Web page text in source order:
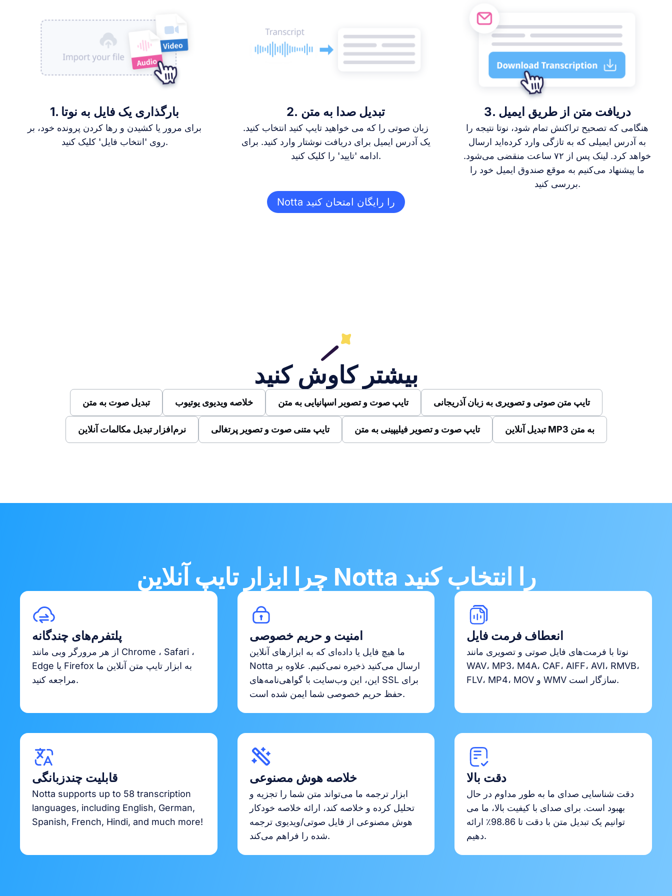
1. بارگذاری یک فایل به نوتا
برای مرور یا کشیدن و رها کردن پرونده خود، بر
روی 'انتخاب فایل' کلیک کنید.
2. تبدیل صدا به متن
زبان صوتی را که می خواهید تایپ کنید انتخاب کنید.
یک آدرس ایمیل برای دریافت نوشتار وارد کنید. برای
ادامه 'تایید' را کلیک کنید.
3. دریافت متن از طریق ایمیل
هنگامی که تصحیح تراکنش تمام شود، نوتا نتیجه را
به آدرس ایمیلی که به تازگی وارد کرده‌اید ارسال
خواهد کرد. لینک پس از ۷۲ ساعت منقضی می‌شود.
ما پیشنهاد می‌کنیم به موقع صندوق ایمیل خود را
بررسی کنید.
Notta را رایگان امتحان کنید
بیشتر کاوش کنید
تبدیل صوت به متن خلاصه ویدیوی یوتیوب تایپ صوت و تصویر اسپانیایی به متن تایپ متن صوتی و تصویری به زبان آذریجانی
نرم‌افزار تبدیل مکالمات آنلاین تایپ متنی صوت و تصویر پرتغالی تایپ صوت و تصویر فیلیپینی به متن تبدیل آنلاین MP3 به متن
چرا ابزار تایپ آنلاین Notta را انتخاب کنید
پلتفرم‌های چندگانه
از هر مرورگر وبی مانند Chrome ، Safari ،
Edge یا Firefox به ابزار تایپ متن آنلاین ما
مراجعه کنید.
امنیت و حریم خصوصی
ما هیچ فایل یا داده‌ای که به ابزارهای آنلاین
Notta ارسال می‌کنید ذخیره نمی‌کنیم. علاوه بر
این، این وب‌سایت با گواهی‌نامه‌های SSL برای
حفظ حریم خصوصی شما ایمن شده است.
انعطاف فرمت فایل
نوتا با فرمت‌های فایل صوتی و تصویری مانند
WAV، MP3، M4A، CAF، AIFF، AVI، RMVB،
FLV، MP4، MOV و WMV سازگار است.
قابلیت چندزبانگی
Notta supports up to 58 transcription
languages, including English, German,
Spanish, French, Hindi, and much more!
خلاصه هوش مصنوعی
ابزار ترجمه ما می‌تواند متن شما را تجزیه و
تحلیل کرده و خلاصه کند، ارائه خلاصه خودکار
هوش مصنوعی از فایل صوتی/ویدیوی ترجمه
شده را فراهم می‌کند.
دقت بالا
دقت شناسایی صدای ما به طور مداوم در حال
بهبود است. برای صدای با کیفیت بالا، ما می
توانیم یک تبدیل متن با دقت تا 98.86٪ ارائه
دهیم.